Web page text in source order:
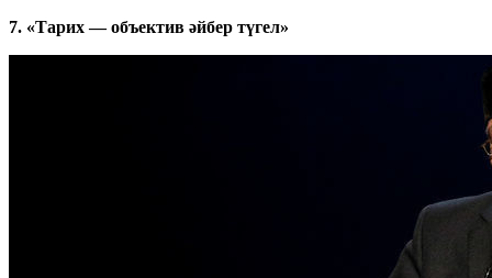
7. «Тарих — объектив әйбер түгел»